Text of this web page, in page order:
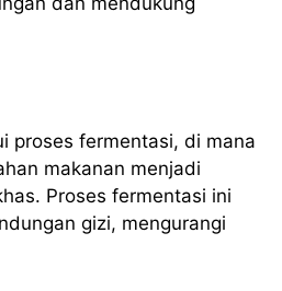
proses fermentasi, di mana
makanan menjadi
Proses fermentasi ini
gizi, mengurangi